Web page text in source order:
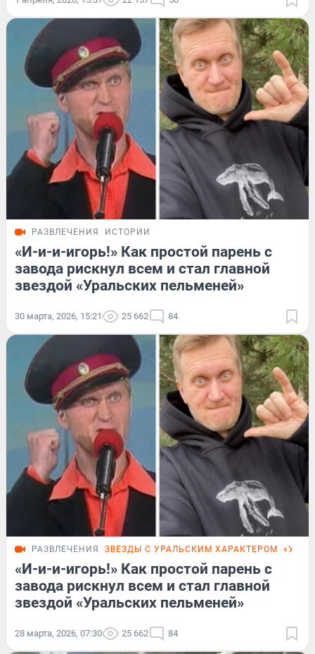
РАЗВЛЕЧЕНИЯ ИСТОРИИ
«И-и-и-игорь!» Как простой парень с
завода рискнул всем и стал главной
звездой «Уральских пельменей»
30 марта, 2026, 15:21 25 662 84
РАЗВЛЕЧЕНИЯ ЗВЕЗДЫ С УРАЛЬСКИМ ХАРАКТЕРОМ
«И-и-и-игорь!» Как простой парень с
завода рискнул всем и стал главной
звездой «Уральских пельменей»
28 марта, 2026, 07:30 25 662 84